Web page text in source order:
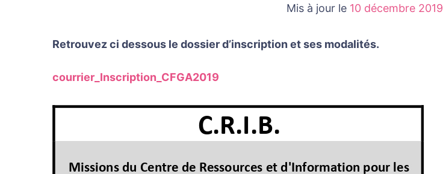
Mis à jour le 10 décembre 2019
Retrouvez ci dessous le dossier d’inscription et ses modalités.
courrier_Inscription_CFGA2019